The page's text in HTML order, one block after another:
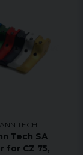
TECH
Tech SA
for CZ 75,